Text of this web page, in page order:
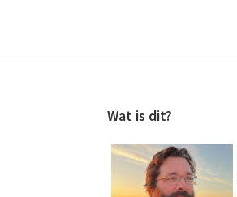
Wat is dit?